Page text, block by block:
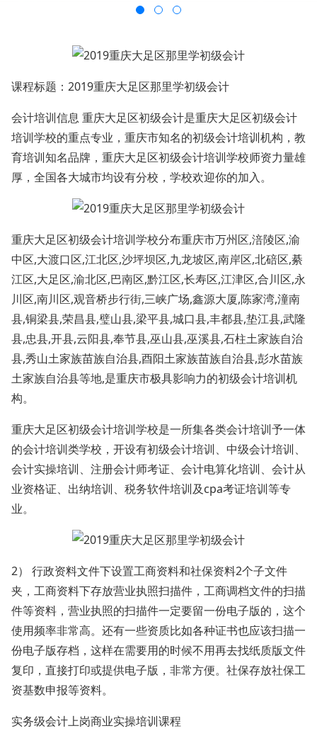
课程标题：2019重庆大足区那里学初级会计
会计培训信息 重庆大足区初级会计是重庆大足区初级会计
培训学校的重点专业，重庆市知名的初级会计培训机构，教
育培训知名品牌，重庆大足区初级会计培训学校师资力量雄
厚，全国各大城市均设有分校，学校欢迎你的加入。
重庆大足区初级会计培训学校分布重庆市万州区,涪陵区,渝
中区,大渡口区,江北区,沙坪坝区,九龙坡区,南岸区,北碚区,綦
江区,大足区,渝北区,巴南区,黔江区,长寿区,江津区,合川区,永
川区,南川区,观音桥步行街,三峡广场,鑫源大厦,陈家湾,潼南
县,铜梁县,荣昌县,璧山县,梁平县,城口县,丰都县,垫江县,武隆
县,忠县,开县,云阳县,奉节县,巫山县,巫溪县,石柱土家族自治
县,秀山土家族苗族自治县,酉阳土家族苗族自治县,彭水苗族
土家族自治县等地,是重庆市极具影响力的初级会计培训机
构。
重庆大足区初级会计培训学校是一所集各类会计培训予一体
的会计培训类学校，开设有初级会计培训、中级会计培训、
会计实操培训、注册会计师考证、会计电算化培训、会计从
业资格证、出纳培训、税务软件培训及cpa考证培训等专
业。
2） 行政资料文件下设置工商资料和社保资料2个子文件
夹，工商资料下存放营业执照扫描件，工商调档文件的扫描
件等资料，营业执照的扫描件一定要留一份电子版的，这个
使用频率非常高。还有一些资质比如各种证书也应该扫描一
份电子版存档，这样在需要用的时候不用再去找纸质版文件
复印，直接打印或提供电子版，非常方便。社保存放社保工
资基数申报等资料。
实务级会计上岗商业实操培训课程